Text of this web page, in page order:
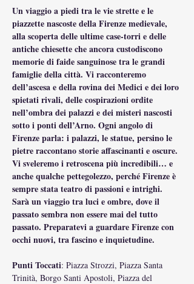
Un viaggio a piedi tra le vie strette e le
piazzette nascoste della Firenze medievale,
alla scoperta delle ultime case-torri e delle
antiche chiesette che ancora custodiscono
memorie di faide sanguinose tra le grandi
famiglie della città. Vi racconteremo
dell’ascesa e della rovina dei Medici e dei loro
spietati rivali, delle cospirazioni ordite
nell’ombra dei palazzi e dei misteri nascosti
sotto i ponti dell’Arno. Ogni angolo di
Firenze parla: i palazzi, le statue, persino le
pietre raccontano storie affascinanti e oscure.
Vi sveleremo i retroscena più incredibili… e
anche qualche pettegolezzo, perché Firenze è
sempre stata teatro di passioni e intrighi.
Sarà un viaggio tra luci e ombre, dove il
passato sembra non essere mai del tutto
passato. Preparatevi a guardare Firenze con
occhi nuovi, tra fascino e inquietudine.
Punti Toccati: Piazza Strozzi, Piazza Santa
Trinità, Borgo Santi Apostoli, Piazza del